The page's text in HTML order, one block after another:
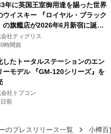
年に英国王室御用達を賜った世界
ウイスキー 『ロイヤル・ブラック
の旗艦店が2026年6月新宿に誕
カルディ ジャパンと連携した
型バー「BAR Arca」
社ティグリス
時間前
したトータルステーションのエン
ーモデル 『GM-120シリーズ』を
社トプコン
前
のプレスリリース一覧 小樽百